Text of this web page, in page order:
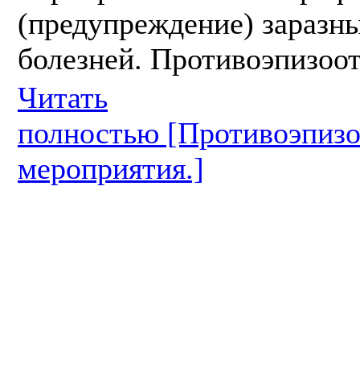
(предупреждение)
болезней.
Читать
полностью
мероприятия.]